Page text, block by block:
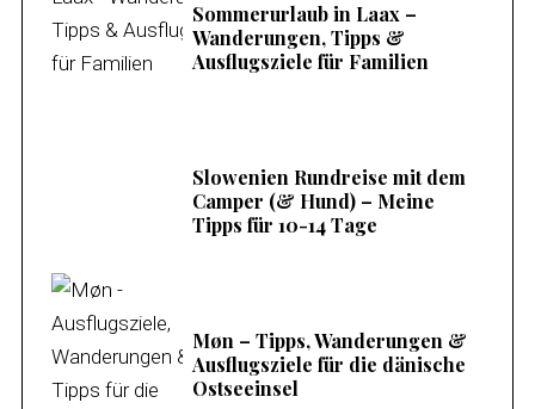
Sommerurlaub in Laax –
Wanderungen, Tipps &
Ausflugsziele für Familien
Slowenien Rundreise mit dem
Camper (& Hund) – Meine
Tipps für 10-14 Tage
Møn – Tipps, Wanderungen &
Ausflugsziele für die dänische
Ostseeinsel